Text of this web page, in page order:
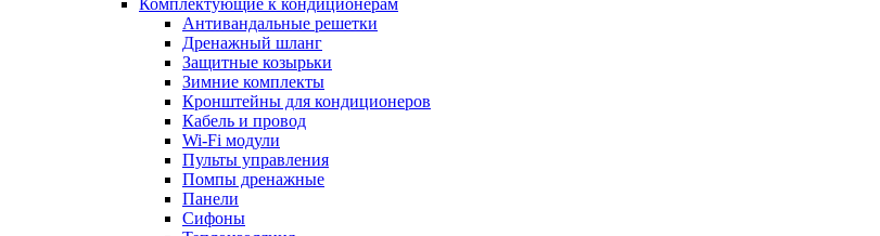
Комплектующие к кондиционерам
Антивандальные решетки
Дренажный шланг
Защитные козырьки
Зимние комплекты
Кронштейны для кондиционеров
Кабель и провод
Wi-Fi модули
Пульты управления
Помпы дренажные
Панели
Сифоны